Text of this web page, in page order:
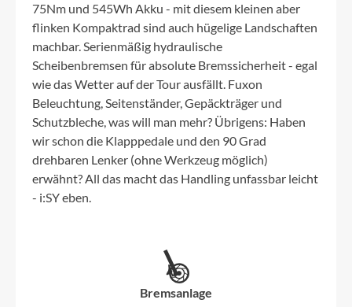
75Nm und 545Wh Akku - mit diesem kleinen aber
flinken Kompaktrad sind auch hügelige Landschaften
machbar. Serienmäßig hydraulische
Scheibenbremsen für absolute Bremssicherheit - egal
wie das Wetter auf der Tour ausfällt. Fuxon
Beleuchtung, Seitenständer, Gepäckträger und
Schutzbleche, was will man mehr? Übrigens: Haben
wir schon die Klapppedale und den 90 Grad
drehbaren Lenker (ohne Werkzeug möglich)
erwähnt? All das macht das Handling unfassbar leicht
- i:SY eben.
Bremsanlage